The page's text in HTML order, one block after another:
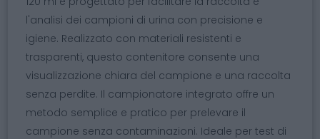
l'analisi dei campioni di urina con precisione e
igiene. Realizzato con materiali resistenti e
trasparenti, questo contenitore consente una
visualizzazione chiara del campione e una raccolta
senza perdite. Il campionatore integrato offre un
metodo semplice e pratico per prelevare il
campione senza contaminazioni. Ideale per test di